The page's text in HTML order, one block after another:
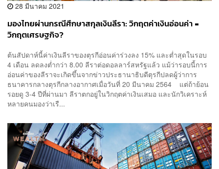
28 มีนาคม 2021
มองไทยผ่านกรณีศึกษาสกุลเงินลีรา: วิกฤตค่าเงินอ่อนค่า =
วิกฤตเศรษฐกิจ?
ต้นสัปดาห์นี้ค่าเงินลีราของตุรกีอ่อนค่าร่วงลง 15% และต่ำสุดในรอบ
4 เดือน ลดลงต่ำกว่า 8.00 ลีราต่อดอลลาร์สหรัฐแล้ว แม้ว่ารอบนี้การ
อ่อนค่าของลีราจะเกิดขึ้นจากข่าวประธานาธิบดีตุรกีปลดผู้ว่าการ
ธนาคารกลางตุรกีกลางอากาศเมื่อวันที่ 20 มีนาคม 2564 แต่ถ้าย้อน
รอยดู 3-4 ปีที่ผ่านมา ลีราตกอยู่ในวิกฤตค่าเงินเสมอ และนักวิเคราะห์
หลายคนมองว่าเรื...